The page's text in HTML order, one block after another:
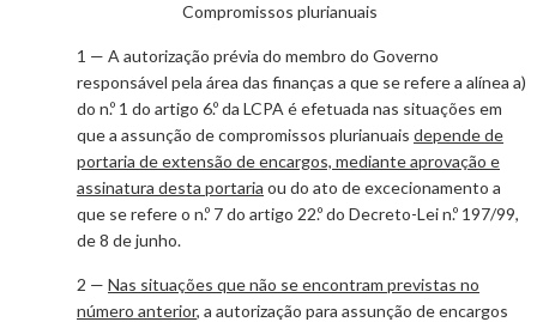
Compromissos plurianuais
1 — A autorização prévia do membro do Governo
responsável pela área das finanças a que se refere a alínea a)
do n.º 1 do artigo 6.º da LCPA é efetuada nas situações em
que a assunção de compromissos plurianuais depende de
portaria de extensão de encargos, mediante aprovação e
assinatura desta portaria ou do ato de excecionamento a
que se refere o n.º 7 do artigo 22.º do Decreto-Lei n.º 197/99,
de 8 de junho.
2 — Nas situações que não se encontram previstas no
número anterior, a autorização para assunção de encargos